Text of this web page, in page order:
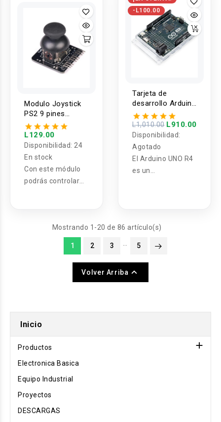
Modulo Joystick
PS2 9 pines
compatible con
arduino
L129.00
Disponibilidad: 24
En stock
Con este módulo
podrás controlar
para activar o
-L100.00
Tarjeta de
desarrollo Arduino
UNO R4 Minima
L1,010.00 L910.00
Disponibilidad:
Agotado
El Arduino UNO R4
es un
memoria,
conectores y
Mostrando 1-20 de 86 artículo(s)
1 2 3 … 5
Volver Arriba 
Inicio
Productos 
Electronica Basica
Equipo Industrial
Proyectos
DESCARGAS